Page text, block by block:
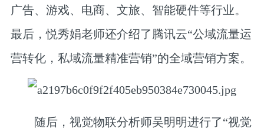
广告、游戏、电商、文旅、智能硬件等行业。
最后，悦秀娟老师还介绍了腾讯云“公域流量运
营转化，私域流量精准营销”的全域营销方案。
随后， 视觉物联分析师吴明明进行了“视觉